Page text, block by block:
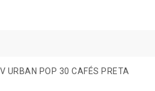
URBAN POP 30 CAFÉS PRETA